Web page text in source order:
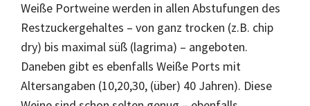
Weiße Portweine werden in allen Abstufungen des
Restzuckergehaltes – von ganz trocken (z.B. chip
dry) bis maximal süß (lagrima) – angeboten.
Daneben gibt es ebenfalls Weiße Ports mit
Altersangaben (10,20,30, (über) 40 Jahren). Diese